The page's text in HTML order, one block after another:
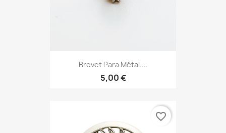
Brevet Para Métal....
5,00 €
favorite_border